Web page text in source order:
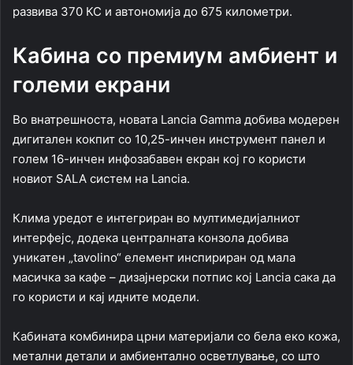
развива 370 КС и автономија до 675 километри.
Кабина со премиум амбиент и
големи екрани
Во внатрешноста, новата Lancia Gamma добива модерен
дигитален кокпит со 10,25-инчен инструмент панел и
голем 16-инчен инфозабавен екран кој го користи
новиот SALA систем на Lancia.
Клима уредот е интегриран во мултимедијалниот
интерфејс, додека централната конзола добива
уникатен „tavolino“ елемент инспириран од мала
масичка за кафе – дизајнерски потпис кој Lancia сака да
го користи и кај идните модели.
Кабината комбинира црни материјали со бела еко кожа,
метални детали и амбиентално осветлување, со што